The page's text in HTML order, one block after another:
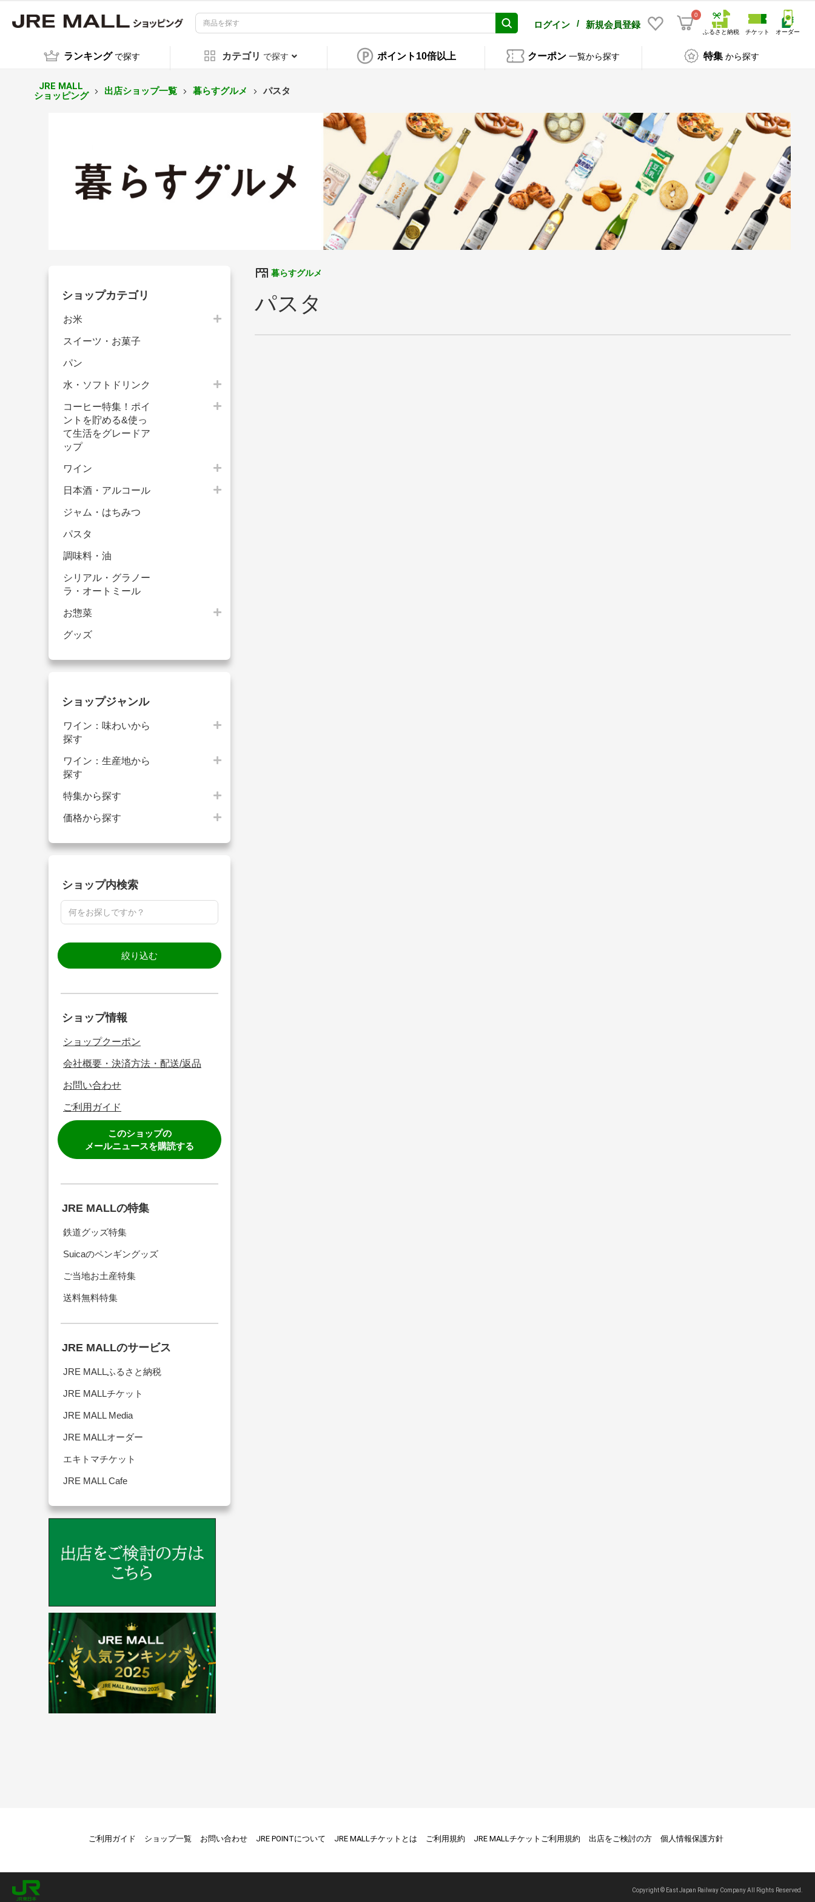
ログイン / 新規会員登録
0
ふるさと納税 チケット オーダー
ランキング で探す カテゴリ で探す ポイント10倍以上 クーポン 一覧から探す 特集 から探す
JRE MALL
ショッピング
出店ショップ一覧 暮らすグルメ パスタ
ショップカテゴリ
お米
スイーツ・お菓子
パン
水・ソフトドリンク
コーヒー特集！ポイ
ントを貯める&使っ
て生活をグレードア
ップ
ワイン
日本酒・アルコール
ジャム・はちみつ
パスタ
調味料・油
シリアル・グラノー
ラ・オートミール
お惣菜
グッズ
ショップジャンル
ワイン：味わいから
探す
ワイン：生産地から
探す
特集から探す
価格から探す
ショップ内検索
絞り込む
ショップ情報
ショップクーポン
会社概要・決済方法・配送/返品
お問い合わせ
ご利用ガイド
このショップの
メールニュースを購読する
JRE MALLの特集
鉄道グッズ特集
Suicaのペンギングッズ
ご当地お土産特集
送料無料特集
JRE MALLのサービス
JRE MALLふるさと納税
JRE MALLチケット
JRE MALL Media
JRE MALLオーダー
エキトマチケット
JRE MALL Cafe
暮らすグルメ
パスタ
ご利用ガイド ショップ一覧 お問い合わせ JRE POINTについて JRE MALLチケットとは ご利用規約 JRE MALLチケットご利用規約 出店をご検討の方 個人情報保護方針
Copyright © East Japan Railway Company All Rights Reserved.